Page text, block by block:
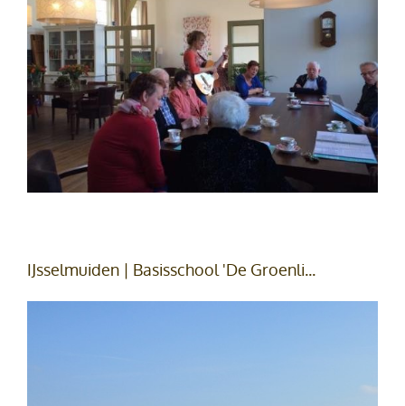
IJsselmuiden | Basisschool 'De Groenli...